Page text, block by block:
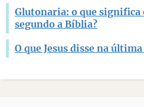
Glutonaria: o que significa
segundo a Bíblia?
O que Jesus disse na última